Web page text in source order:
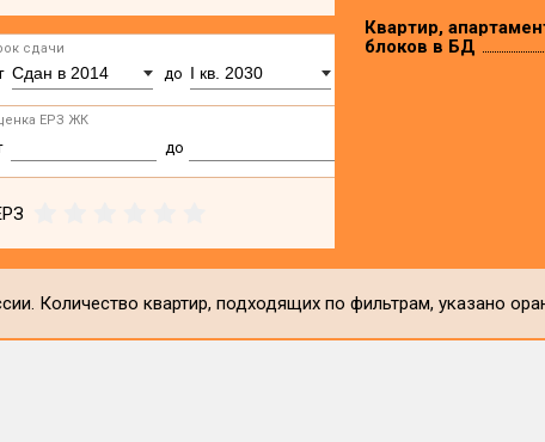
сдачи
Сдан в 2014 до I кв. 2030
ЕРЗ ЖК
до
Квартир,
блоков в БД
Количество квартир, подходящих по фильтрам, указано